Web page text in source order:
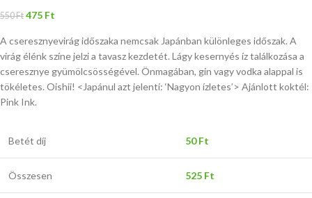
550Ft 475 Ft
A cseresznyevirág időszaka nemcsak Japánban különleges időszak. A
virág élénk színe jelzi a tavasz kezdetét. Lágy kesernyés íz találkozása a
cseresznye gyümölcsösségével. Önmagában, gin vagy vodka alappal is
tökéletes. Oishii! <Japánul azt jelenti: ‘Nagyon ízletes’> Ajánlott koktél:
Pink Ink.
Betét díj 50Ft
Összesen 525 Ft